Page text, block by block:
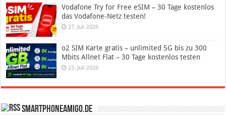
Vodafone Try for Free eSIM – 30 Tage kostenlos
das Vodafone-Netz testen!
27. Juli 2026
o2 SIM Karte gratis – unlimited 5G bis zu 300
Mbits Allnet Flat – 30 Tage kostenlos testen
23. Juli 2026
SmartphoneAmigo.de